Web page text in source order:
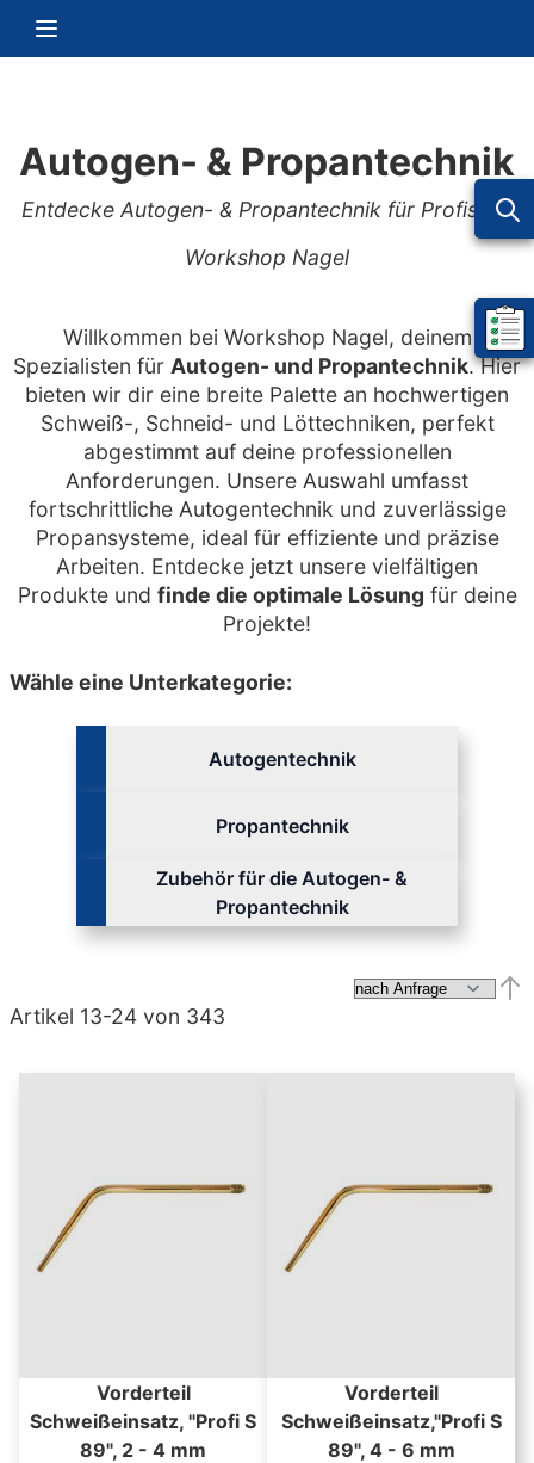
Navigation umschalten
Mein
Autogen- & Propantechnik
Entdecke Autogen- & Propantechnik für Profis bei
Workshop Nagel
Willkommen bei Workshop Nagel, deinem
Spezialisten für Autogen- und Propantechnik. Hier
bieten wir dir eine breite Palette an hochwertigen
Schweiß-, Schneid- und Löttechniken, perfekt
abgestimmt auf deine professionellen
Anforderungen. Unsere Auswahl umfasst
fortschrittliche Autogentechnik und zuverlässige
Propansysteme, ideal für effiziente und präzise
Arbeiten. Entdecke jetzt unsere vielfältigen
Produkte und finde die optimale Lösung für deine
Projekte!
Wähle eine Unterkategorie:
Autogentechnik
Propantechnik
Zubehör für die Autogen- &
Propantechnik
Artikel 13-24 von 343
Vorderteil
Schweißeinsatz, "Profi S
89", 2 - 4 mm
Vorderteil
Schweißeinsatz,"Profi S
89", 4 - 6 mm